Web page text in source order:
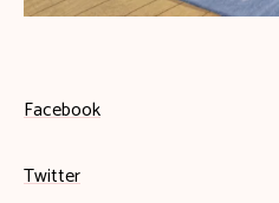
Facebook
Twitter